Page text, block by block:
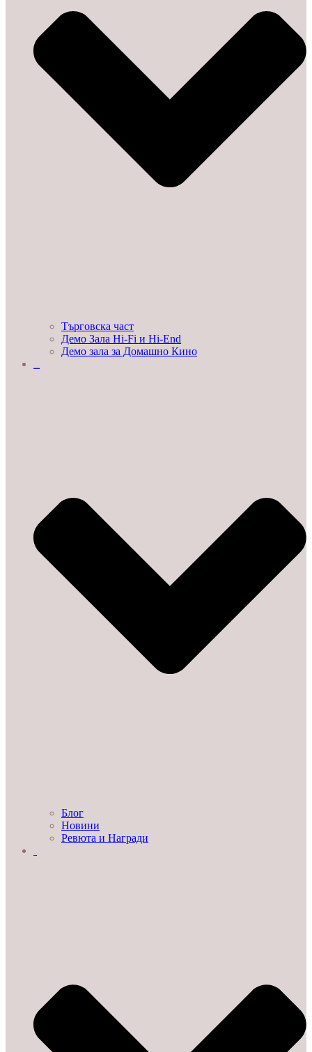
Търговска част
Демо Зала Hi-Fi и Hi-End
Демо зала за Домашно Кино
Блог
Новини
Ревюта и Награди